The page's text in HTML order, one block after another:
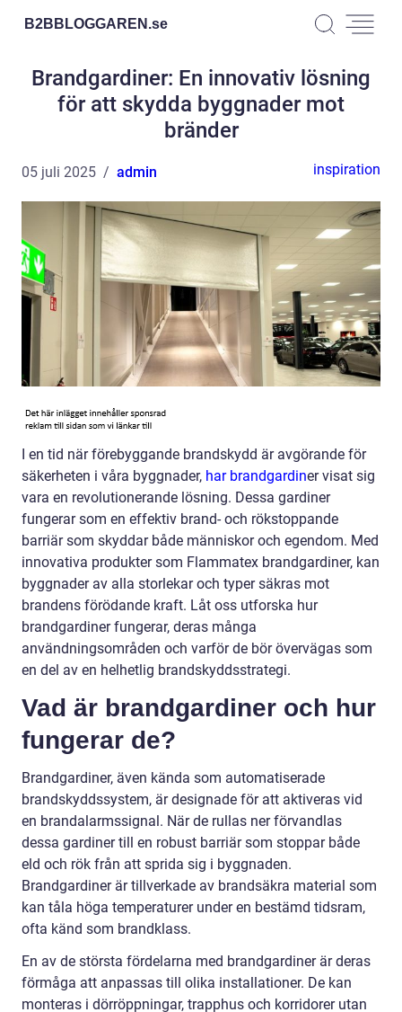
B2BBLOGGAREN.se
Brandgardiner: En innovativ lösning
för att skydda byggnader mot
bränder
05 juli 2025 admin inspiration
I en tid när förebyggande brandskydd är avgörande för
säkerheten i våra byggnader, har brandgardiner visat sig
vara en revolutionerande lösning. Dessa gardiner
fungerar som en effektiv brand- och rökstoppande
barriär som skyddar både människor och egendom. Med
innovativa produkter som Flammatex brandgardiner, kan
byggnader av alla storlekar och typer säkras mot
brandens förödande kraft. Låt oss utforska hur
brandgardiner fungerar, deras många
användningsområden och varför de bör övervägas som
en del av en helhetlig brandskyddsstrategi.
Vad är brandgardiner och hur
fungerar de?
Brandgardiner, även kända som automatiserade
brandskyddssystem, är designade för att aktiveras vid
en brandalarmssignal. När de rullas ner förvandlas
dessa gardiner till en robust barriär som stoppar både
eld och rök från att sprida sig i byggnaden.
Brandgardiner är tillverkade av brandsäkra material som
kan tåla höga temperaturer under en bestämd tidsram,
ofta känd som brandklass.
En av de största fördelarna med brandgardiner är deras
förmåga att anpassas till olika installationer. De kan
monteras i dörröppningar, trapphus och korridorer utan